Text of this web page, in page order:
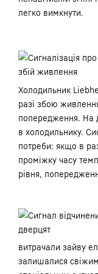
легко вимкнути.
Холодильник
разі збою
попередження. На
в холодильнику.
потреби: якщо в
проміжку часу
рівня,
витрачали зайву
залишалися